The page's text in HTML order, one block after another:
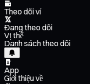
Theo dõi ví
Đang theo dõi
Vị thế
Danh sách theo dõi
App
Giới thiệu về